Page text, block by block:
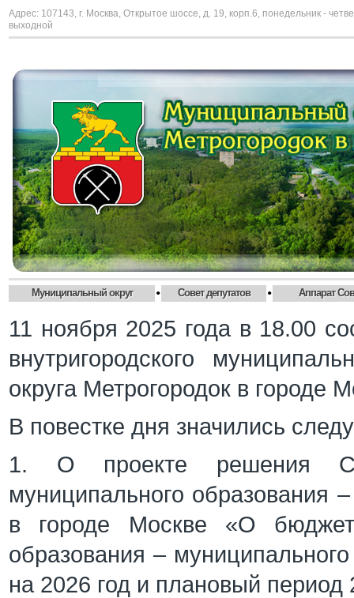
Адрес: 107143, г. Москва, Открытое шоссе, д. 19, корп.6, понедельник -
выходной
Муниципальный округ • Совет депутатов • Аппарат
11 ноября 2025 года в 18.00
внутригородского
округа Метрогородок в городе
В повестке дня значились
1. О проекте решения
муниципального образования
в городе Москве «О бюджете
образования –
на 2026 год и плановый период